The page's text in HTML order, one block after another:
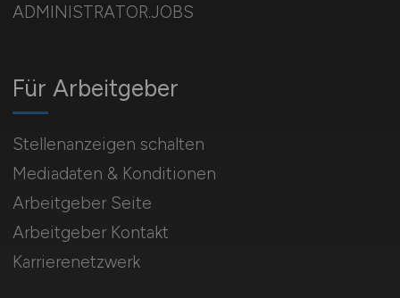
ADMINISTRATOR.JOBS
Für Arbeitgeber
Stellenanzeigen schalten
Mediadaten & Konditionen
Arbeitgeber Seite
Arbeitgeber Kontakt
Karrierenetzwerk